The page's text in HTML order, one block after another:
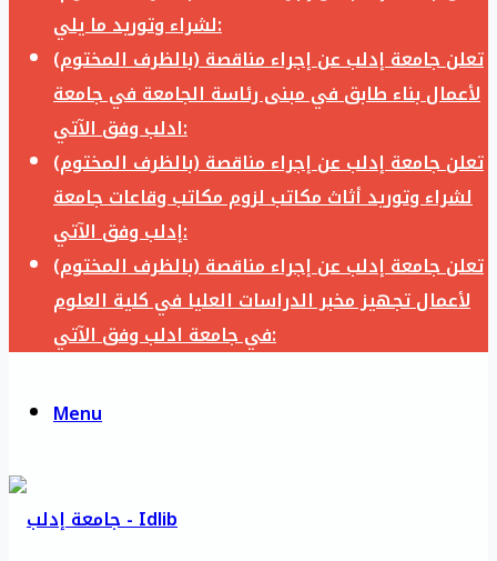
لشراء وتوريد ما يلي:
تعلن جامعة إدلب عن إجراء مناقصة (بالظرف المختوم)
لأعمال بناء طابق في مبنى رئاسة الجامعة في جامعة
ادلب وفق الآتي:
تعلن جامعة إدلب عن إجراء مناقصة (بالظرف المختوم)
لشراء وتوريد أثاث مكاتب لزوم مكاتب وقاعات جامعة
إدلب وفق الآتي:
تعلن جامعة إدلب عن إجراء مناقصة (بالظرف المختوم)
لأعمال تجهيز مخبر الدراسات العليا في كلية العلوم
في جامعة ادلب وفق الآتي:
Menu